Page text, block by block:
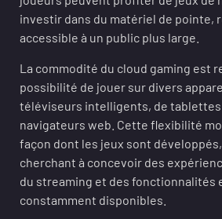
investir dans du matériel de pointe,
accessible à un public plus large.
La commodité du cloud gaming est
possibilité de jouer sur divers
téléviseurs intelligents, de tablettes
navigateurs web. Cette flexibilité
façon dont les jeux sont
cherchant à concevoir des
du streaming et des fonctionnalités
constamment disponibles.